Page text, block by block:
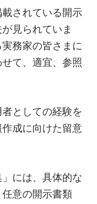
載されている開示
見られていま
務家の皆さまに
て、適宜、参照
としての経験を
成に向けた留意
には、具体的な
意の開示書類